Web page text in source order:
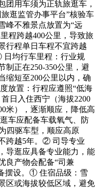
团用车须为正轨旅逛车，
逛监管办事平台”核验车
峰不雅景点放置为“远
程跨越400公里，导致旅
行程单日车程不宜跨越
日均行车里程：行业规
制正在250-350公里，避
缩短至200公里以内，确
放置：行程应遵照“低海
日入住西宁（海拔2200
米），逐渐顺应，降低高
车应配备车载氧气、防
四驱车型，顺应高原
跨越5年。② 司导专业
导逛应具备专业能力，能
良产物会配备“司兼
摆设。① 住宿品级：雪
区或海拔较低区域，避免